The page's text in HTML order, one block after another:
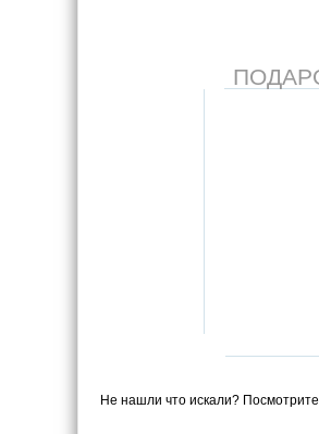
Не нашли что искали?